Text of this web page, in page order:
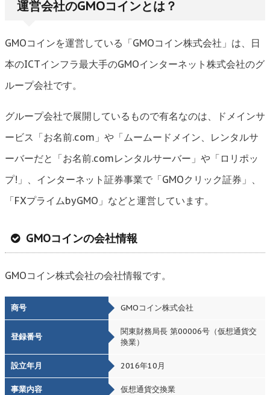
運営会社のGMOコインとは？
GMOコインを運営している「GMOコイン株式会社」は、日
本のICTインフラ最大手のGMOインターネット株式会社のグ
ループ会社です。
グループ会社で展開しているもので有名なのは、ドメインサ
ービス「お名前.com」や「ムームードメイン、レンタルサ
ーバーだと「お名前.comレンタルサーバー」や「ロリポッ
プ!」、インターネット証券事業で「GMOクリック証券」、
「FXプライムbyGMO」などと運営しています。
GMOコインの会社情報
GMOコイン株式会社の会社情報です。
商号 GMOコイン株式会社
登録番号
関東財務局長 第00006号（仮想通貨交
換業）
設立年月 2016年10月
事業内容 仮想通貨交換業